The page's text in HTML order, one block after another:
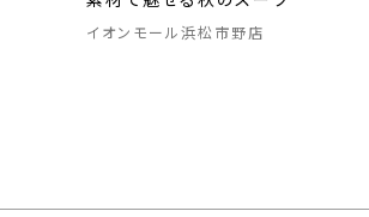
イオンモール浜松市野店